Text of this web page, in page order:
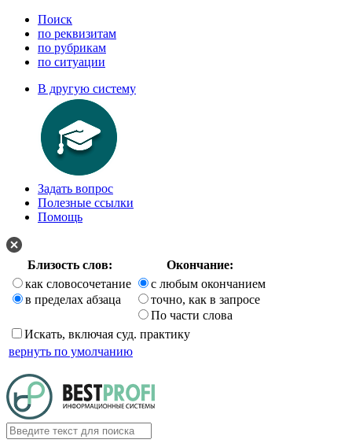
Поиск
по реквизитам
по рубрикам
по ситуации
В другую систему
Задать вопрос
Полезные ссылки
Помощь
Близость слов:
Окончание:
как словосочетание
в пределах абзаца
с любым окончанием
точно, как в запросе
По части слова
Искать, включая суд. практику
вернуть по умолчанию